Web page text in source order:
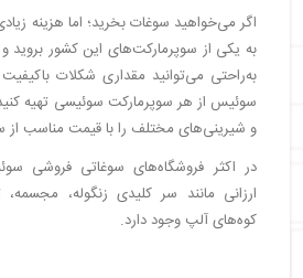
اگر می‌خواهید سوغات بخرید؛ اما هزینه
به یکی از سوپرمارکت‌های این کشور
به‌راحتی می‌توانید مقداری شکلات باکیفیت
سوئیس از هر سوپرمارکت سوئیسی تهیه
و شیرینی‌های مختلف را با قیمت مناسب از
در اکثر فروشگاه‌های سوغاتی فروشی
ارزانی مانند سر کلیدی زنگوله،
کوه‌های آلپ وجود دارد.